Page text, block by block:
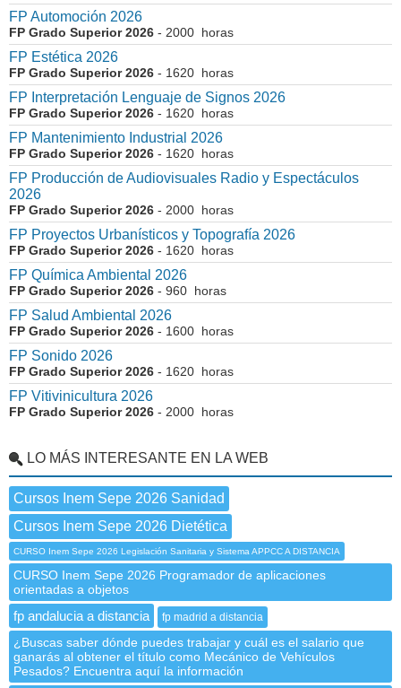
FP Automoción 2026
FP Grado Superior 2026 - 2000 horas
FP Estética 2026
FP Grado Superior 2026 - 1620 horas
FP Interpretación Lenguaje de Signos 2026
FP Grado Superior 2026 - 1620 horas
FP Mantenimiento Industrial 2026
FP Grado Superior 2026 - 1620 horas
FP Producción de Audiovisuales Radio y Espectáculos
2026
FP Grado Superior 2026 - 2000 horas
FP Proyectos Urbanísticos y Topografía 2026
FP Grado Superior 2026 - 1620 horas
FP Química Ambiental 2026
FP Grado Superior 2026 - 960 horas
FP Salud Ambiental 2026
FP Grado Superior 2026 - 1600 horas
FP Sonido 2026
FP Grado Superior 2026 - 1620 horas
FP Vitivinicultura 2026
FP Grado Superior 2026 - 2000 horas
LO MÁS INTERESANTE EN LA WEB
Cursos Inem Sepe 2026 Sanidad
Cursos Inem Sepe 2026 Dietética
CURSO Inem Sepe 2026 Legislación Sanitaria y Sistema APPCC A DISTANCIA
CURSO Inem Sepe 2026 Programador de aplicaciones
orientadas a objetos
fp andalucia a distancia fp madrid a distancia
¿Buscas saber dónde puedes trabajar y cuál es el salario que
ganarás al obtener el título como Mecánico de Vehículos
Pesados? Encuentra aquí la información